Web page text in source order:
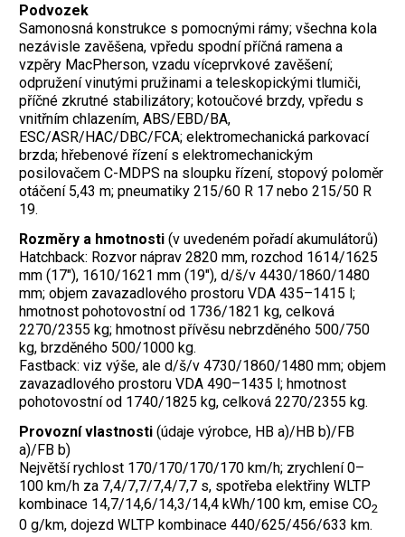
Podvozek
Samonosná konstrukce s pomocnými rámy; všechna kola
nezávisle zavěšena, vpředu spodní příčná ramena a
vzpěry MacPherson, vzadu víceprvkové zavěšení;
odpružení vinutými pružinami a teleskopickými tlumiči,
příčné zkrutné stabilizátory; kotoučové brzdy, vpředu s
vnitřním chlazením, ABS/EBD/BA,
ESC/ASR/HAC/DBC/FCA; elektromechanická parkovací
brzda; hřebenové řízení s elektromechanickým
posilovačem C-MDPS na sloupku řízení, stopový poloměr
otáčení 5,43 m; pneumatiky 215/60 R 17 nebo 215/50 R
19.
Rozměry a hmotnosti (v uvedeném pořadí akumulátorů)
Hatchback: Rozvor náprav 2820 mm, rozchod 1614/1625
mm (17"), 1610/1621 mm (19"), d/š/v 4430/1860/1480
mm; objem zavazadlového prostoru VDA 435–1415 l;
hmotnost pohotovostní od 1736/1821 kg, celková
2270/2355 kg; hmotnost přívěsu nebrzděného 500/750
kg, brzděného 500/1000 kg.
Fastback: viz výše, ale d/š/v 4730/1860/1480 mm; objem
zavazadlového prostoru VDA 490–1435 l; hmotnost
pohotovostní od 1740/1825 kg, celková 2270/2355 kg.
Provozní vlastnosti (údaje výrobce, HB a)/HB b)/FB
a)/FB b)
Největší rychlost 170/170/170/170 km/h; zrychlení 0–
100 km/h za 7,4/7,7/7,4/7,7 s, spotřeba elektřiny WLTP
kombinace 14,7/14,6/14,3/14,4 kWh/100 km, emise CO2
0 g/km, dojezd WLTP kombinace 440/625/456/633 km.